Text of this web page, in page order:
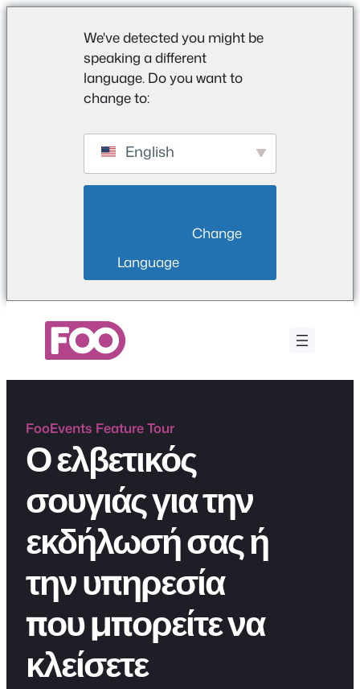
We've detected you might be
speaking a different
language. Do you want to
change to:
English
Language
περιεχόμενο
FooEvents Feature Tour
Ο ελβετικός
σουγιάς για την
εκδήλωσή σας ή
την υπηρεσία
που μπορείτε να
κλείσετε